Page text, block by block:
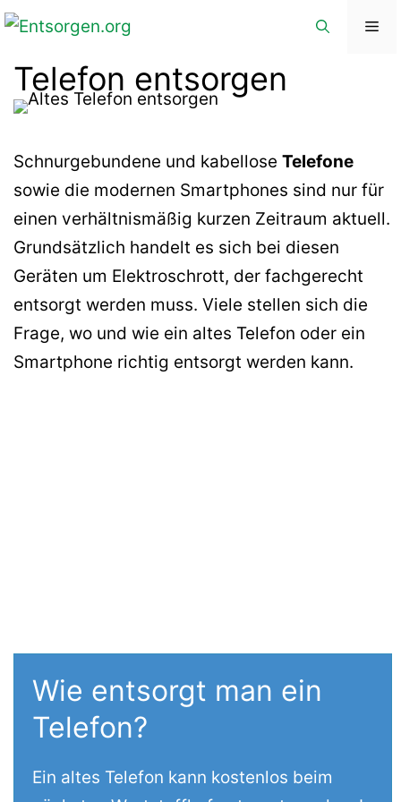
Zum
springen
Telefon entsorgen
Schnurgebundene und kabellose Telefone
sowie die modernen Smartphones sind nur für
einen verhältnismäßig kurzen Zeitraum aktuell.
Grundsätzlich handelt es sich bei diesen
Geräten um Elektroschrott, der fachgerecht
entsorgt werden muss. Viele stellen sich die
Frage, wo und wie ein altes Telefon oder ein
Smartphone richtig entsorgt werden kann.
Wie entsorgt man ein
Telefon?
Ein altes Telefon kann kostenlos beim